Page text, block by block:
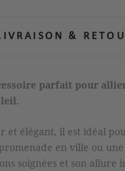
&
parfait pour
et élégant, il est idéal
en ville ou
soignées et son allure